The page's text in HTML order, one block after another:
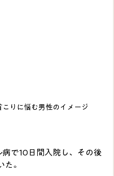
りに悩む男性のイメージ
で10日間入院し、その後
た。